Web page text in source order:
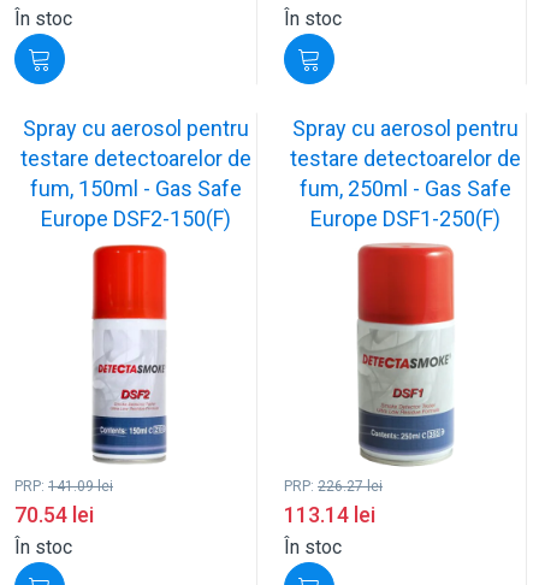
În stoc În stoc
Spray cu aerosol pentru
testare detectoarelor de
fum, 150ml - Gas Safe
Europe DSF2-150(F)
PRP: 141.09lei
70.54 lei
În stoc
Spray cu aerosol pentru
testare detectoarelor de
fum, 250ml - Gas Safe
Europe DSF1-250(F)
PRP: 226.27lei
113.14 lei
În stoc